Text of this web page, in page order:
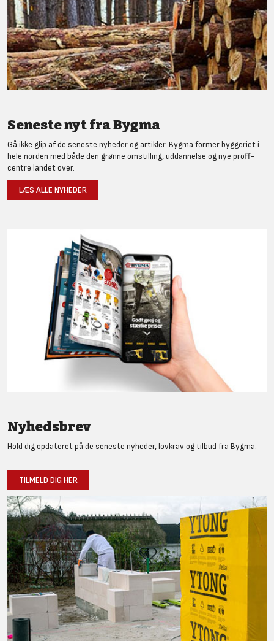
Seneste nyt fra Bygma
Gå ikke glip af de seneste nyheder og artikler. Bygma former byggeriet i
hele norden med både den grønne omstilling, uddannelse og nye proff-
centre landet over.
LÆS ALLE NYHEDER
Nyhedsbrev
Hold dig opdateret på de seneste nyheder, lovkrav og tilbud fra Bygma.
TILMELD DIG HER